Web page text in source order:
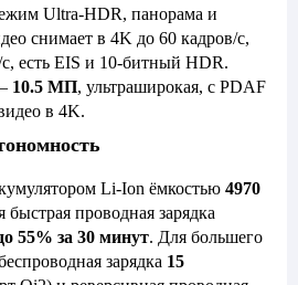
Ultra-HDR, панорама и
снимает в 4K до 60 кадров/с,
есть EIS и 10-битный HDR.
10.5 МП, ультраширокая, с PDAF
в 4K.
Li-Ion ёмкостью 4970
быстрая проводная зарядка
55% за 30 минут. Для большего
зарядка 15